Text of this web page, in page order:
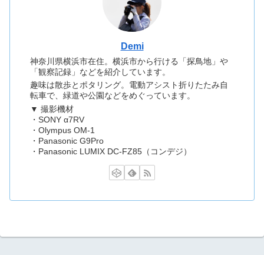
Demi
神奈川県横浜市在住。横浜市から行ける「探鳥地」や
「観察記録」などを紹介しています。
趣味は散歩とポタリング。電動アシスト折りたたみ自
転車で、緑道や公園などをめぐっています。
▼ 撮影機材
・SONY α7RV
・Olympus OM-1
・Panasonic G9Pro
・Panasonic LUMIX DC-FZ85（コンデジ）